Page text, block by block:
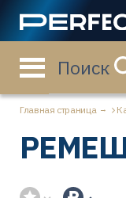
Поиск
Главная страница